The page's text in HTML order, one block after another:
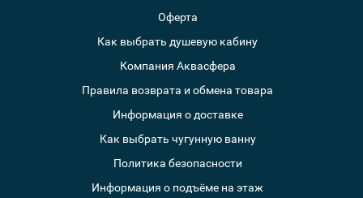
Оферта
Как выбрать душевую кабину
Компания Аквасфера
Правила возврата и обмена товара
Информация о доставке
Как выбрать чугунную ванну
Политика безопасности
Информация о подъёме на этаж